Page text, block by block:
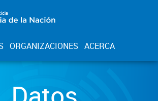
ORGANIZACIONES ACERCA